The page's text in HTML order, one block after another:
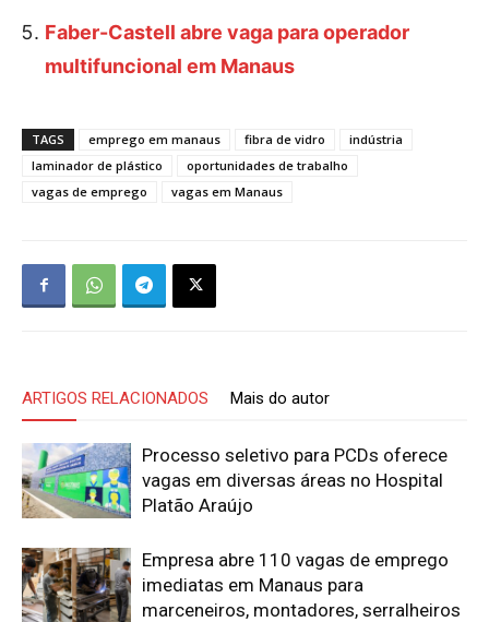
Faber-Castell abre vaga para operador
multifuncional em Manaus
TAGS emprego em manaus fibra de vidro
indústria
laminador de plástico
oportunidades de trabalho
vagas de emprego
vagas em Manaus
ARTIGOS RELACIONADOS Mais do autor
Processo seletivo para PCDs oferece
vagas em diversas áreas no Hospital
Platão Araújo
Empresa abre 110 vagas de emprego
imediatas em Manaus para
marceneiros, montadores, serralheiros